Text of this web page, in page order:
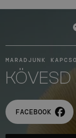
MARADJUNK
FACEBOOK